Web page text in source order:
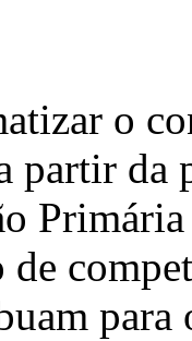
o
partir da